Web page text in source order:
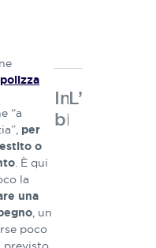
polizza
“a
per
o
. È qui
la
una
, un
poco
Indicazioni
L’autore